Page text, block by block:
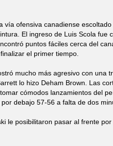
vía ofensiva canadiense
El ingreso de Luis Scola fue
puntos fáciles cerca del
el primer tiempo.
mucho más agresivo con una
lo hizo Deham Brown. Las
cómodos lanzamientos del
debajo 57-56 a falta de dos
le posibilitaron pasar al frente